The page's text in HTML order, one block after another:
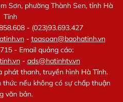
Sơn, phường Thành Sen, tỉnh Hà
Tĩnh
- (023)93.693.427
- toasoan@baohatinh.vn
- Email quảng cáo:
- ads@hatinhtv.vn
phát thanh, truyền hình Hà Tĩnh.
thức nếu không có sự chấp thuận
văn bản.